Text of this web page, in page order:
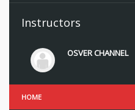
Instructors
OSVER CHANNEL
HOME